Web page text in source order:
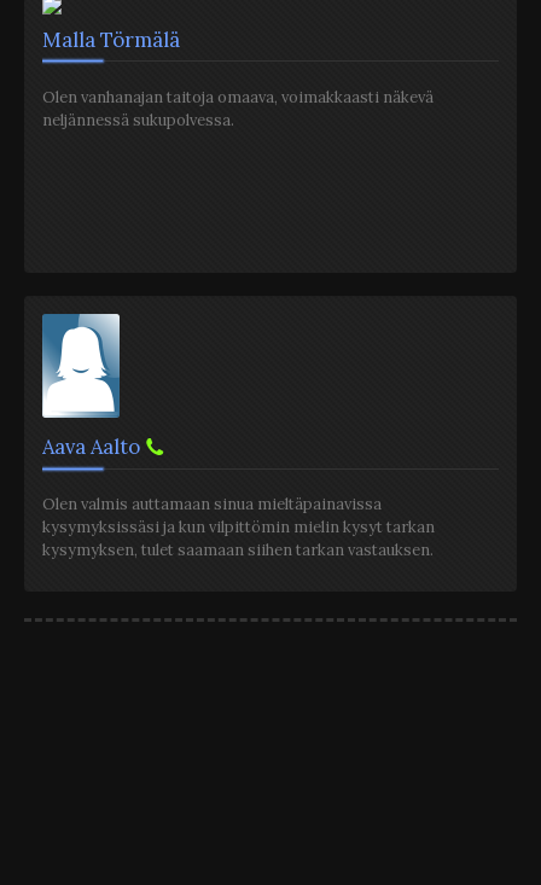
Malla Törmälä
Olen vanhanajan taitoja omaava, voimakkaasti näkevä
neljännessä sukupolvessa.
Aava Aalto
Olen valmis auttamaan sinua mieltäpainavissa
kysymyksissäsi ja kun vilpittömin mielin kysyt tarkan
kysymyksen, tulet saamaan siihen tarkan vastauksen.